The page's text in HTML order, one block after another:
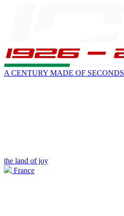
A CENTURY MADE OF SECONDS
the land of joy
France